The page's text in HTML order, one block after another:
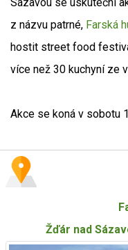
z názvu patrné, Farská
hostit street food
více než 30 kuchyní ze
Akce se koná v sobotu
Žďár nad